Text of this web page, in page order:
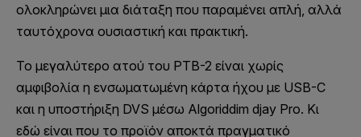
ολοκληρώνει μια διάταξη που παραμένει απλή, αλλά
ταυτόχρονα ουσιαστική και πρακτική.
Το μεγαλύτερο ατού του PTB-2 είναι χωρίς
αμφιβολία η ενσωματωμένη κάρτα ήχου με USB-C
και η υποστήριξη DVS μέσω Algoriddim djay Pro. Κι
εδώ είναι που το προϊόν αποκτά πραγματικό